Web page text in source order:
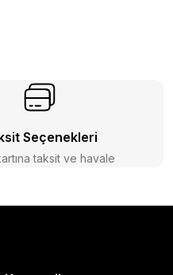
Seçenekleri
taksit ve havale